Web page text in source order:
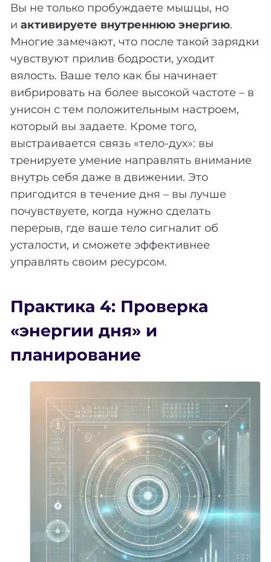
Вы не только пробуждаете мышцы, но
и активируете внутреннюю энергию.
Многие замечают, что после такой зарядки
чувствуют прилив бодрости, уходит
вялость. Ваше тело как бы начинает
вибрировать на более высокой частоте – в
унисон с тем положительным настроем,
который вы задаете. Кроме того,
выстраивается связь «тело-дух»: вы
тренируете умение направлять внимание
внутрь себя даже в движении. Это
пригодится в течение дня – вы лучше
почувствуете, когда нужно сделать
перерыв, где ваше тело сигналит об
усталости, и сможете эффективнее
управлять своим ресурсом.
Практика 4: Проверка
«энергии дня» и
планирование